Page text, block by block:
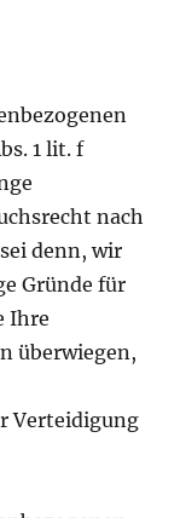
1 lit. f
nach
sei denn, wir
Gründe für
Ihre
überwiegen,
Verteidigung